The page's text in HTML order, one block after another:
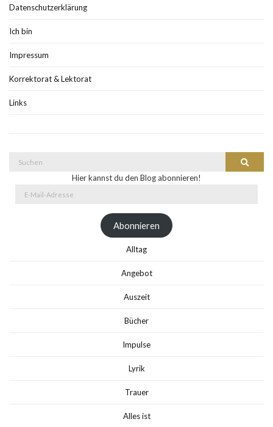
Datenschutzerklärung
Ich bin
Impressum
Korrektorat & Lektorat
Links
Suchen
Hier kannst du den Blog abonnieren!
Abonnieren
Alltag
Angebot
Auszeit
Bücher
Impulse
Lyrik
Trauer
Alles ist